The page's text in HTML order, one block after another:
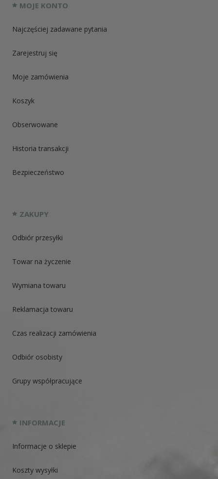
MOJE KONTO
Najczęściej zadawane pytania
Zarejestruj się
Moje zamówienia
Koszyk
Obserwowane
Historia transakcji
Bezpieczeństwo
ZAKUPY
Odbiór przesyłki
Towar na życzenie
Wymiana towaru
Reklamacja towaru
Czas realizacji zamówienia
Odbiór osobisty
Grupy współpracujące
INFORMACJE
Informacje o sklepie
Koszty wysyłki